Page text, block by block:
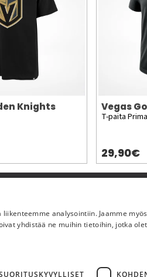
Knights
Vegas
T-paita
29,90€
Yritystiedot
analysointiin. Jaamme
yhdistää ne muihin tietoihin, jotka